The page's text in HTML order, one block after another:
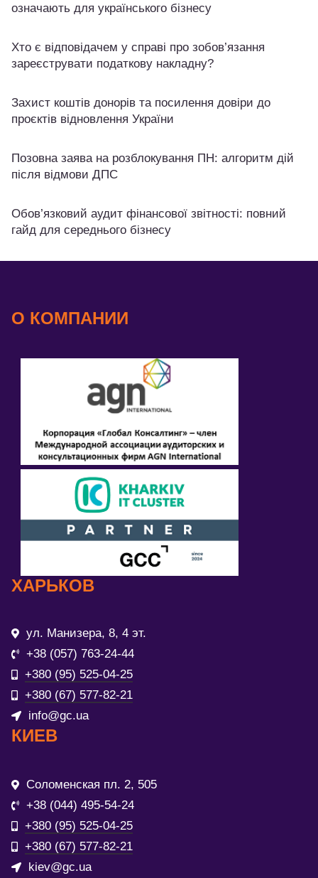
означають для українського бізнесу
Хто є відповідачем у справі про зобов’язання
зареєструвати податкову накладну?
Захист коштів донорів та посилення довіри до
проєктів відновлення України
Позовна заява на розблокування ПН: алгоритм дій
після відмови ДПС
Обов’язковий аудит фінансової звітності: повний
гайд для середнього бізнесу
О КОМПАНИИ
ХАРЬКОВ
ул. Манизера, 8, 4 эт.
+38 (057) 763-24-44
+380 (95) 525-04-25
+380 (67) 577-82-21
info@gc.ua
КИЕВ
Соломенская пл. 2, 505
+38 (044) 495-54-24
+380 (95) 525-04-25
+380 (67) 577-82-21
kiev@gc.ua